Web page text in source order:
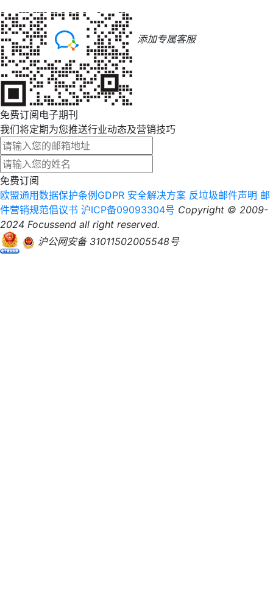
添加专属客服
免费订阅电子期刊
我们将定期为您推送行业动态及营销技巧
免费订阅
欧盟通用数据保护条例GDPR 安全解决方案 反垃圾邮件声明 邮
件营销规范倡议书 沪ICP备09093304号 Copyright © 2009-
2024 Focussend all right reserved.
沪公网安备 31011502005548号